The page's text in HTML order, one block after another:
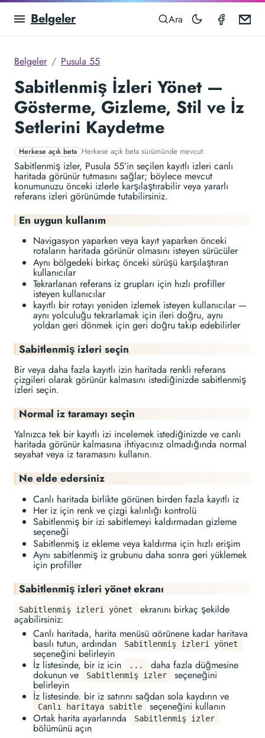
Belgeler Ara
Belgeler Pusula 55
Sabitlenmiş İzleri Yönet —
Gösterme, Gizleme, Stil ve İz
Setlerini Kaydetme
Herkese açık beta Herkese açık beta sürümünde mevcut.
Sabitlenmiş izler, Pusula 55’in seçilen kayıtlı izleri canlı
haritada görünür tutmasını sağlar; böylece mevcut
konumunuzu önceki izlerle karşılaştırabilir veya yararlı
referans izleri görünümde tutabilirsiniz.
En uygun kullanım
Navigasyon yaparken veya kayıt yaparken önceki
rotaların haritada görünür olmasını isteyen sürücüler
Aynı bölgedeki birkaç önceki sürüşü karşılaştıran
kullanıcılar
Tekrarlanan referans iz grupları için hızlı profiller
isteyen kullanıcılar
kayıtlı bir rotayı yeniden izlemek isteyen kullanıcılar —
aynı yolculuğu tekrarlamak için ileri doğru, aynı
yoldan geri dönmek için geri doğru takip edebilirler
Sabitlenmiş izleri seçin
Bir veya daha fazla kayıtlı izin haritada renkli referans
çizgileri olarak görünür kalmasını istediğinizde sabitlenmiş
izleri seçin.
Normal iz taramayı seçin
Yalnızca tek bir kayıtlı izi incelemek istediğinizde ve canlı
haritada görünür kalmasına ihtiyacınız olmadığında normal
seyahat veya iz taramasını kullanın.
Ne elde edersiniz
Canlı haritada birlikte görünen birden fazla kayıtlı iz
Her iz için renk ve çizgi kalınlığı kontrolü
Sabitlenmiş bir izi sabitlemeyi kaldırmadan gizleme
seçeneği
Sabitlenmiş iz ekleme veya kaldırma için hızlı erişim
Aynı sabitlenmiş iz grubunu daha sonra geri yüklemek
için profiller
Sabitlenmiş izleri yönet ekranı
Sabitlenmiş izleri yönet ekranını birkaç şekilde
açabilirsiniz:
Canlı haritada, harita menüsü görünene kadar haritaya
basılı tutun, ardından Sabitlenmiş izleri yönet
seçeneğini belirleyin
İz listesinde, bir iz için
... daha fazla düğmesine
dokunun ve Sabitlenmiş izler seçeneğini
belirleyin
İz listesinde, bir iz satırını sağdan sola kaydırın ve
Canlı haritaya sabitle seçeneğini kullanın
Ortak harita ayarlarında
Sabitlenmiş izler
bölümünü açın